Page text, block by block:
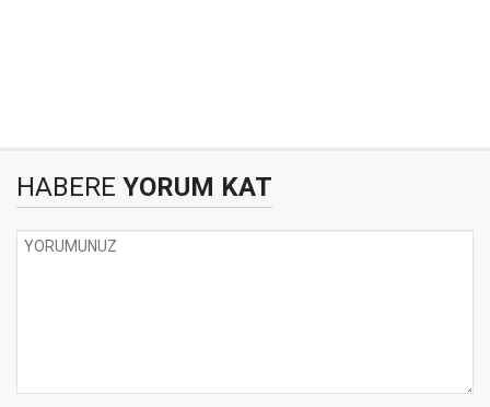
HABERE YORUM KAT